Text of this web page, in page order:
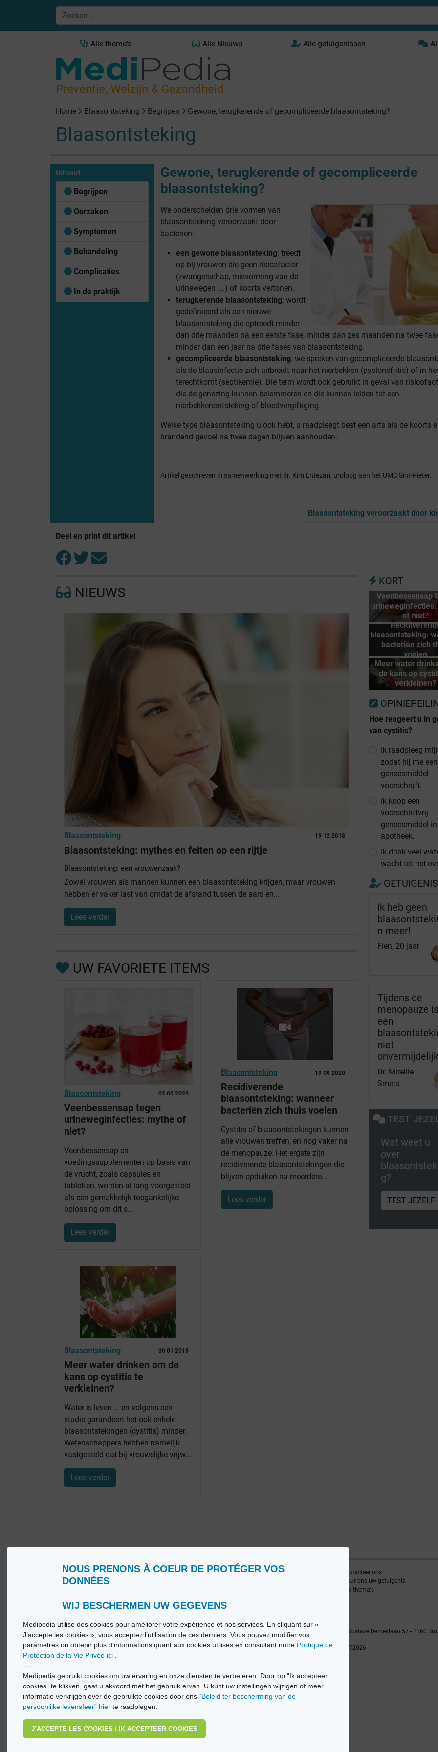
NOUS PRENONS À COEUR DE PROTÉGER VOS
DONNÉES
WIJ BESCHERMEN UW GEGEVENS
Medipedia utilise des cookies pour améliorer votre expérience et nos services. En cliquant sur «
J’accepte les cookies », vous acceptez l’utilisation de ces derniers. Vous pouvez modifier vos
paramètres ou obtenir plus d'informations quant aux cookies utilisés en consultant notre Politique de
Protection de la Vie Privée ici .
----
Medipedia gebruikt cookies om uw ervaring en onze diensten te verbeteren. Door op “Ik accepteer
cookies” te klikken, gaat u akkoord met het gebruik ervan. U kunt uw instellingen wijzigen of meer
informatie verkrijgen over de gebruikte cookies door ons“Beleid ter bescherming van de
persoonlijke levensfeer” hier te raadplegen.
J’ACCEPTE LES COOKIES / IK ACCEPTEER COOKIES
Alle thema's Alle Nieuws Alle getuigenissen
Preventie, Welzijn & Gezondheid
Home Blaasontsteking Begrijpen Gewone, terugkerende of gecompliceerde blaasontsteking?
Blaasontsteking
Inhoud
Begrijpen
Oorzaken
Symptomen
Behandeling
Complicaties
In de praktijk
Gewone, terugkerende of gecompliceerde
blaasontsteking?
We onderscheiden drie vormen van
blaasontsteking veroorzaakt door
bacteriën:
een gewone blaasontsteking: treedt
op bij vrouwen die geen risicofactor
(zwangerschap, misvorming van de
urinewegen ….) of koorts vertonen.
terugkerende blaasontsteking: wordt
gedefinieerd als een nieuwe
blaasontsteking die optreedt minder
dan drie maanden na een eerste fase, minder dan zes maanden na twee
minder dan een jaar na drie fases van blaasontsteking.
gecompliceerde blaasontsteking: we spreken van gecompliceerde
als de blaasinfectie zich uitbreidt naar het nierbekken (pyelonefritis) of in
terechtkomt (septikemie). Die term wordt ook gebruikt in geval van
die de genezing kunnen belemmeren en die kunnen leiden tot een
nierbekkenontsteking of bloedvergiftiging.
Welke type blaasontsteking u ook hebt, u raadpleegt best een arts als de koorts
brandend gevoel na twee dagen blijven aanhouden.
Artikel geschreven in samenwerking met dr. Kim Entezari, uroloog aan het UMC Sint-Pieter.
Blaasontsteking veroorzaakt door
Deel en print dit artikel
NIEUWS
19 12 2018
Blaasontsteking
Blaasontsteking: mythes en feiten op een rijtje
Blaasontsteking: een vrouwenzaak?
Zowel vrouwen als mannen kunnen een blaasontsteking krijgen, maar vrouwen
hebben er vaker last van omdat de afstand tussen de aars en...
Lees verder
UW FAVORIETE ITEMS
02 05 2023
Blaasontsteking
Veenbessensap tegen
urineweginfecties: mythe of
niet?
Veenbessensap en
voedingssupplementen op basis van
de vrucht, zoals capsules en
tabletten, worden al lang voorgesteld
als een gemakkelijk toegankelijke
oplossing om dit s...
Lees verder
19 08 2020
Blaasontsteking
Recidiverende
blaasontsteking: wanneer
bacteriën zich thuis voelen
Cystitis of blaasontstekingen kunnen
alle vrouwen treffen, en nog vaker na
de menopauze. Het ergste zijn
recidiverende blaasontstekingen die
blijven opduiken na meerdere...
Lees verder
30 01 2019
Blaasontsteking
Meer water drinken om de
kans op cystitis te
verkleinen?
Water is leven … en volgens een
studie garandeert het ook enkele
blaasontstekingen (cystitis) minder.
Wetenschappers hebben namelijk
vastgesteld dat bij vrouwelijke vrijw...
Lees verder
KORT
Veenbessensap
urineweginfecties:
of niet?
blaasontsteking:
bacteriën zich
voelen
Meer water
de kans op
verkleinen?
Hoe reageert u in
van cystitis?
Ik raadpleeg
zodat hij me een
geneesmiddel
voorschrijft.
Ik koop een
voorschriftvrij
geneesmiddel
apotheek.
Ik drink veel
wacht tot het
Ik heb geen
n meer!
Fien, 20 jaar
Tijdens de
menopauze is
een
niet
onvermijdelijk
Dr. Mireille
Smets
TEST
Wat weet u
over
g?
TEST JEZELF
Wie zijn wij?
Gebruiksvoorwaarden
Woordenlijst
Contacteer ons
Stuur ons uw getuigenis
Alle thema's
© Vivio sa, 2014-2026 - Tous droits réservés | Avenue Gustave Demeylaan 57 - 1160
Laatste update: 22/07/2026